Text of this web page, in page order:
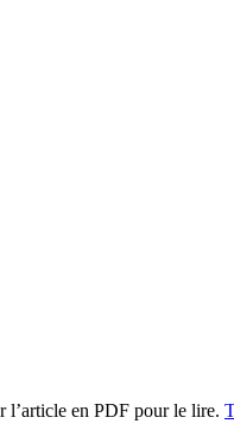
l’article en PDF pour le lire.